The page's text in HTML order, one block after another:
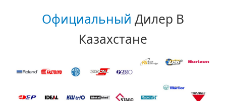
Официальный Дилер В
Казахстане